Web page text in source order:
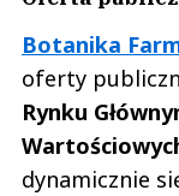
Botanika
oferty
Rynku
dynamicznie